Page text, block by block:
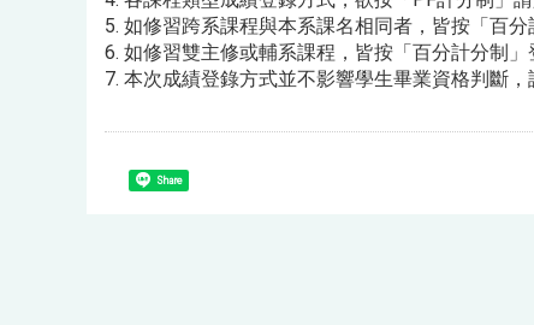
5. 如修習跨系課程與本系課名相同者，皆按「百分
6. 如修習雙主修或輔系課程，皆按「百分計分制」
7. 本次成績登錄方式並不影響學生畢業資格判斷，
Share